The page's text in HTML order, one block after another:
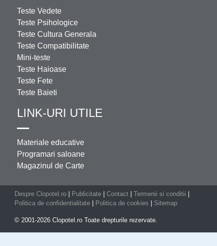
Teste Vedete
Teste Psihologice
Teste Cultura Generala
Teste Compatibilitate
Mini-teste
Teste Haioase
Teste Fete
Teste Baieti
LINK-URI UTILE
Materiale educative
Programari saloane
Magazinul de Carte
Despre Clopotel.ro Publicitate Contact Termenii si conditii
Politica de confidentialitate
Politica de cookies Sitemap
© 2001-2026 Clopotel.ro Toate drepturile rezervate.